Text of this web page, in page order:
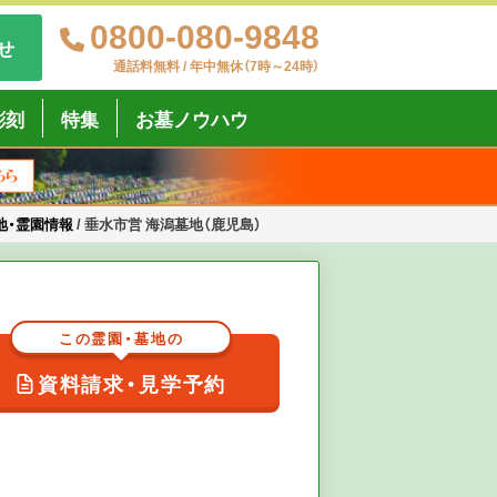
0800-080-9848
通話料無料 / 年中無休（7時～24時）
刻 特集 お墓ノウハウ
・霊園情報 /垂水市営 海潟墓地（鹿児島）
この霊園・墓地の
資料請求・見学予約